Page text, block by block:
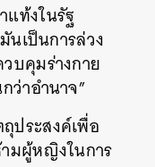
ท้งในรัฐ
นเป็นการล่วง
บคุมร่างกาย
ว่าอำนาจ”
ประสงค์เพื่อ
มผู้หญิงในการ